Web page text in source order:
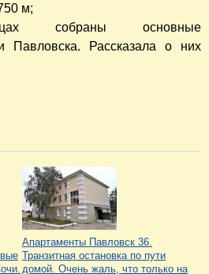
м;
собраны основные
Павловска. Рассказала о них
Апартаменты Павловск 36.
Транзитная остановка по пути
домой. Очень жаль, что только на